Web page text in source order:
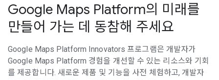
Google Maps Platform의 미래를
만들어 가는 데 동참해 주세요
Google Maps Platform Innovators 프로그램은 개발자가
Google Maps Platform 경험을 개선할 수 있는 리소스와 기회
를 제공합니다. 새로운 제품 및 기능을 사전 체험하고, 개발자